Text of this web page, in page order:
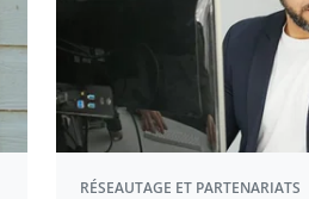
RÉSEAUTAGE ET PARTENARIATS